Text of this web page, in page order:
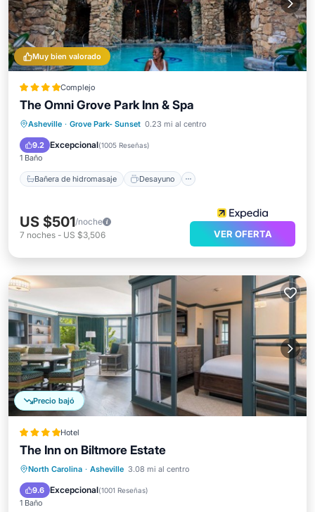
Muy bien valorado
Complejo
The Omni Grove Park Inn & Spa
Asheville · Grove Park- Sunset 0.23 mi al centro
9.2 Excepcional(1005 Reseñas)
1 Baño
Bañera de hidromasaje Desayuno
Bañera de hidromasaje
Desayuno
Aparcamiento
US $501/noche
7 noches - US $3,506 VER OFERTA
Precio bajó
Hotel
The Inn on Biltmore Estate
North Carolina · Asheville 3.08 mi al centro
9.6 Excepcional(1001 Reseñas)
1 Baño
Desayuno Aparcamiento
Spa